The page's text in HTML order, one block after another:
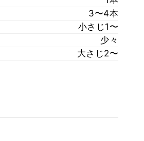
3〜4本
小さじ1〜
少々
大さじ2〜